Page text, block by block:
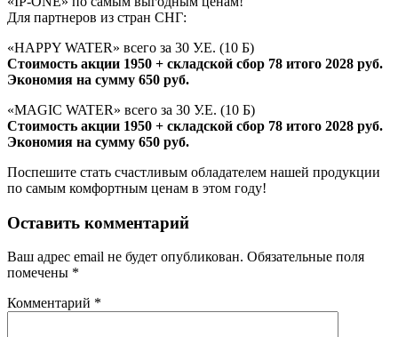
Для партнеров из стран СНГ:
«HAPPY WATER» всего за 30 У.Е. (10 Б)
Стоимость акции 1950 + складской сбор 78 итого 2028 руб.
Экономия на сумму 650 руб.
«MAGIC WATER» всего за 30 У.Е. (10 Б)
Стоимость акции 1950 + складской сбор 78 итого 2028 руб.
Экономия на сумму 650 руб.
Поспешите стать счастливым обладателем нашей продукции
по самым комфортным ценам в этом году!
Оставить комментарий
Ваш адрес email не будет опубликован. Обязательные поля
помечены *
Комментарий *